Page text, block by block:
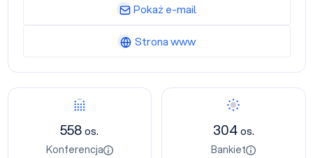
Konferencja
558os.
Konferencja
Bankiet
304os.
Bankiet
Pokaż e-mail
Strona www